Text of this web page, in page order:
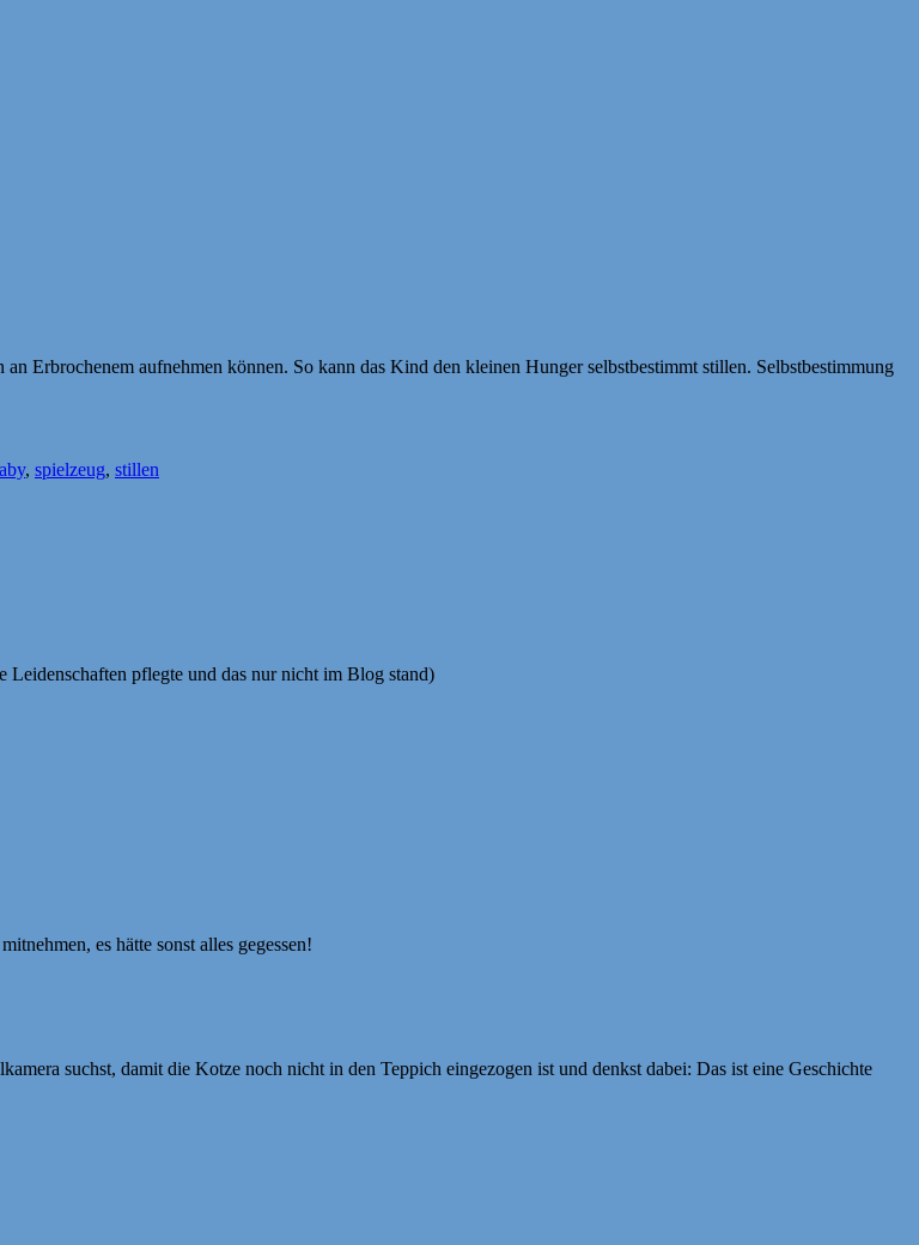
Erbrochenem aufnehmen können. So kann das Kind den kleinen Hunger selbstbestimmt stillen. Selbstbestimmung
, spielzeug, stillen
Leidenschaften pflegte und das nur nicht im Blog stand)
es hätte sonst alles gegessen!
suchst, damit die Kotze noch nicht in den Teppich eingezogen ist und denkst dabei: Das ist eine Geschichte